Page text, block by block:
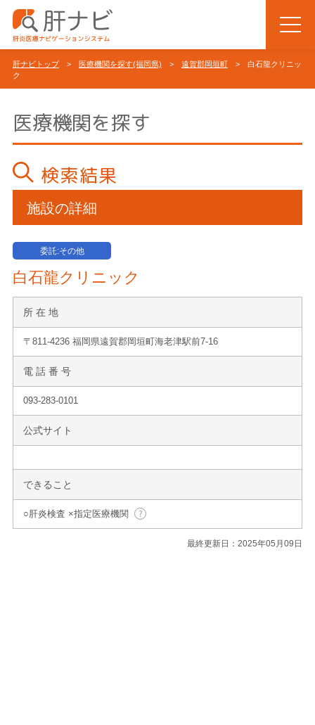
肝ナビトップ> 医療機関を探す(福岡県) > 遠賀郡岡垣町 > 白石龍クリニッ
ク
医療機関を探す
検索結果
施設の詳細
委託:その他
白石龍クリニック
所 在 地
〒811-4236 福岡県遠賀郡岡垣町海老津駅前7-16
電 話 番 号
093-283-0101
公式サイト
できること
○肝炎検査 ×指定医療機関
最終更新日：2025年05月09日